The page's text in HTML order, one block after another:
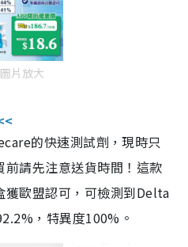
片放大
的快速測試劑，現時只
請先注意送貨時間！這款
獲歐盟認可，可檢測到Delta
，特異度100%。